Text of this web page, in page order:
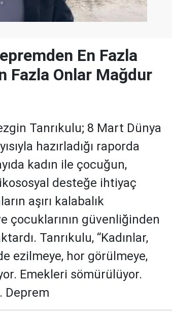
En Fazla
Fazla Onlar Mağdur
Tanrıkulu; 8 Mart Dünya
hazırladığı raporda
kadın ile çocuğun,
desteğe ihtiyaç
aşırı kalabalık
çocuklarının güvenliğinden
Tanrıkulu, “Kadınlar,
ezilmeye, hor görülmeye,
Emekleri sömürülüyor.
Deprem